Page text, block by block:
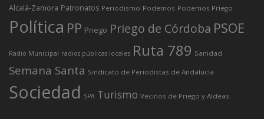
Alcalá-Zamora Patronatos Periodismo Podemos Podemos Priego
Política PP Priego Priego de Córdoba PSOE
Radio Municipal radios públicas locales Ruta 789 Sanidad
Semana Santa Sindicato de Periodistas de Andalucía
Sociedad SPA Turismo Vecinos de Priego y Aldeas